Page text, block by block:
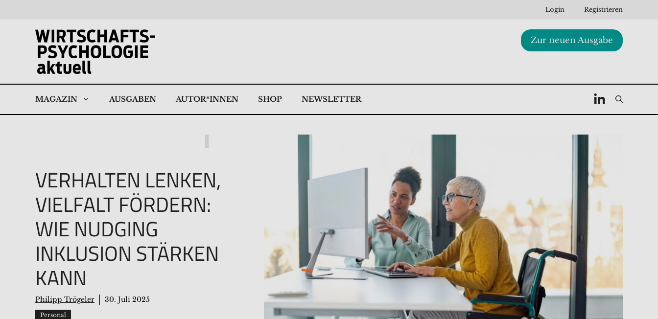
springen
Login Registrieren
Zur neuen Ausgabe
MAGAZIN AUSGABEN AUTOR*INNEN SHOP NEWSLETTER
VERHALTEN LENKEN,
VIELFALT FÖRDERN:
WIE NUDGING
INKLUSION STÄRKEN
KANN
Philipp Trögeler 30. Juli 2025
Personal